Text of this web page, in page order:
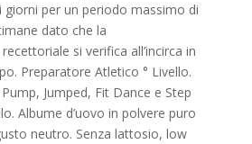
per un periodo massimo di
dato che la
si verifica all’incirca in
Preparatore Atletico ° Livello.
Jumped, Fit Dance e Step
Albume d’uovo in polvere puro
neutro. Senza lattosio, low